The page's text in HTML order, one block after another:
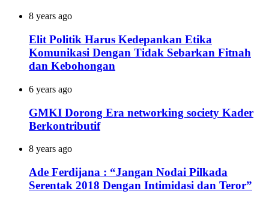
8 years ago
Elit Politik Harus Kedepankan Etika
Komunikasi Dengan Tidak Sebarkan Fitnah
dan Kebohongan
6 years ago
GMKI Dorong Era networking society Kader
Berkontributif
8 years ago
Ade Ferdijana : “Jangan Nodai Pilkada
Serentak 2018 Dengan Intimidasi dan Teror”